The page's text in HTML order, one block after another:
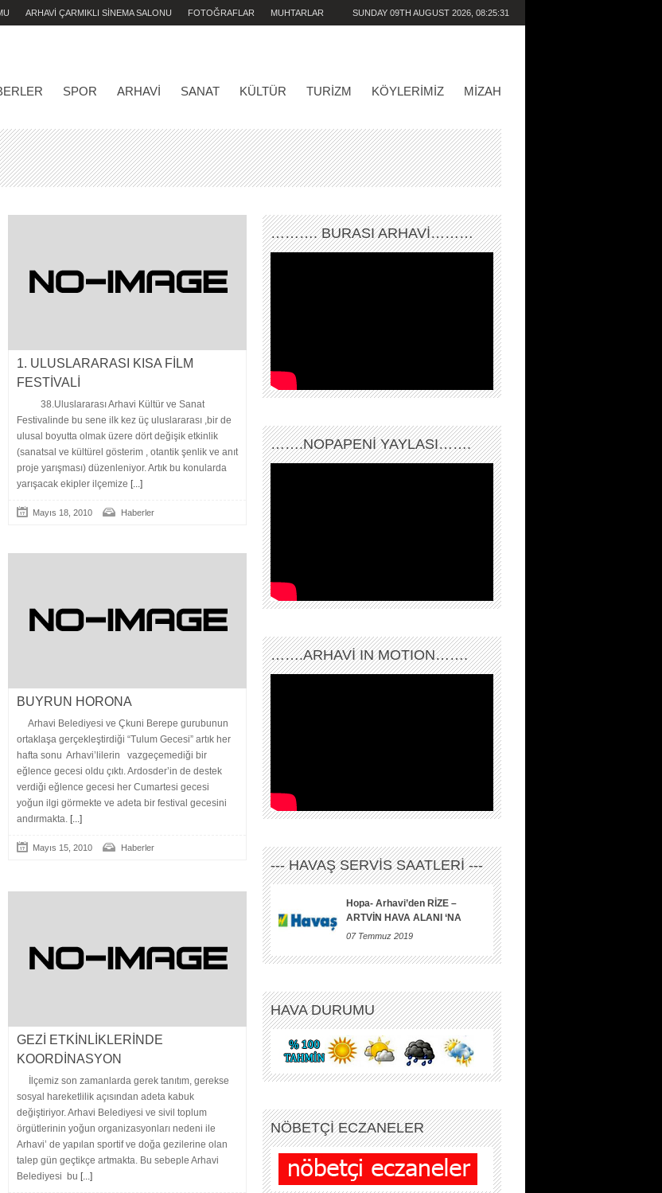
ARHAVİ ÇARMIKLI SİNEMA SALONU FOTOĞRAFLAR MUHTARLAR SUNDAY 09TH AUGUST 2026, 08:25:31
SPOR ARHAVI SANAT KÜLTÜR TURIZM KÖYLERIMIZ MIZAH
1. ULUSLARARASI KISA FİLM
FESTİVALİ
38.Uluslararası Arhavi Kültür ve Sanat
Festivalinde bu sene ilk kez üç uluslararası ,bir de
ulusal boyutta olmak üzere dört değişik etkinlik
(sanatsal ve kültürel gösterim , otantik şenlik ve anıt
proje yarışması) düzenleniyor. Artık bu konularda
yarışacak ekipler ilçemize [...]
Mayıs 18, 2010 Haberler
BUYRUN HORONA
Arhavi Belediyesi ve Çkuni Berepe gurubunun
ortaklaşa gerçekleştirdiği “Tulum Gecesi” artık her
hafta sonu Arhavi’lilerin vazgeçemediği bir
eğlence gecesi oldu çıktı. Ardosder’in de destek
verdiği eğlence gecesi her Cumartesi gecesi
yoğun ilgi görmekte ve adeta bir festival gecesini
andırmakta. [...]
Mayıs 15, 2010 Haberler
GEZİ ETKİNLİKLERİNDE
KOORDİNASYON
İlçemiz son zamanlarda gerek tanıtım, gerekse
sosyal hareketlilik açısından adeta kabuk
değiştiriyor. Arhavi Belediyesi ve sivil toplum
örgütlerinin yoğun organizasyonları nedeni ile
Arhavi’ de yapılan sportif ve doğa gezilerine olan
talep gün geçtikçe artmakta. Bu sebeple Arhavi
Belediyesi bu [...]
………. BURASI ARHAVİ………
…….NOPAPENİ YAYLASI…….
…….ARHAVI IN MOTION…….
--- HAVAŞ SERVİS SAATLERİ ---
Hopa- Arhavi’den RİZE –
ARTVİN HAVA ALANI ‘NA
07 Temmuz 2019
HAVA DURUMU
NÖBETÇİ ECZANELER